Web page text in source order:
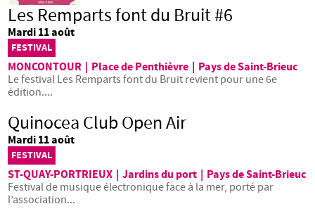
Les Remparts font du Bruit #6
Mardi 11 août
FESTIVAL
MONCONTOUR Place de Penthièvre
Pays de Saint-Brieuc
Le festival Les Remparts font du Bruit revient pour une 6e
édition....
Quinocea Club Open Air
Mardi 11 août
FESTIVAL
ST-QUAY-PORTRIEUX Jardins du port
Pays de Saint-Brieuc
Festival de musique électronique face à la mer, porté par
l’association...